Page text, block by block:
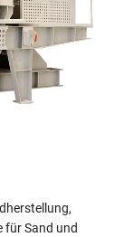
für Sand und